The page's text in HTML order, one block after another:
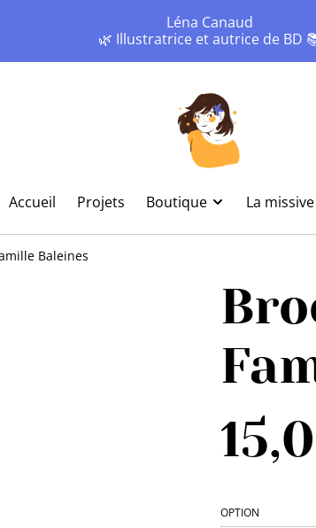
Léna Canaud
🌿 Illustratrice et autrice de BD
Accueil Projets Boutique La
Baleines
OPTION